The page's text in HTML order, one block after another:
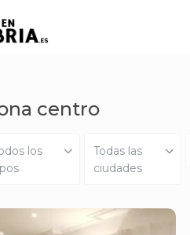
centro
los
Todas las
ciudades